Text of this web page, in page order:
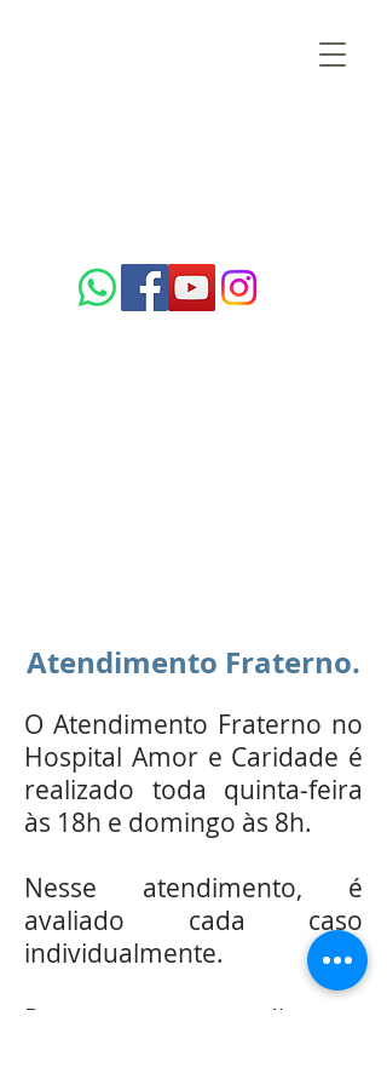
Atendimento Fraterno.
O Atendimento Fraterno no
Hospital Amor e Caridade é
realizado toda quinta-feira
às 18h e domingo às 8h.
Nesse atendimento, é
avaliado cada caso
individualmente.
Procure nosso atendimento